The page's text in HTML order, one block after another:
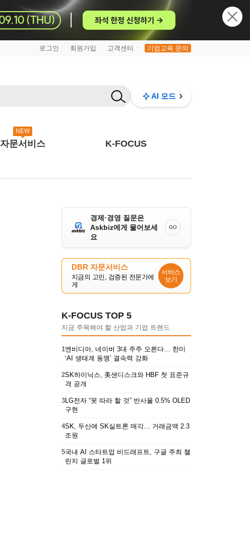
로그인 회원가입 고객센터 기업교육 문의
AI 모드
NEW
자문서비스 K-FOCUS
경제·경영 질문은
Askbiz에게 물어보세
요
GO
DBR 자문서비스
지금의 고민, 검증된 전문가에
게
서비스
보기
K-FOCUS TOP 5
지금 주목해야 할 산업과 기업 트렌드
1엔비디아, 네이버 3대 주주 오른다… 한미
‘AI 생태계 동맹’ 결속력 강화
2SK하이닉스, 美샌디스크와 HBF 첫 표준규
격 공개
3LG전자 “못 따라 할 것” 반사율 0.5% OLED
구현
4SK, 두산에 SK실트론 매각… 거래금액 2.3
조원
5국내 AI 스타트업 비드래프트, 구글 주최 챌
린지 글로벌 1위